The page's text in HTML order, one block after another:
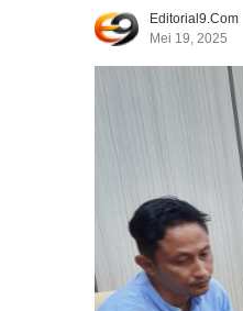
Editorial9.com
Mei 19, 2025